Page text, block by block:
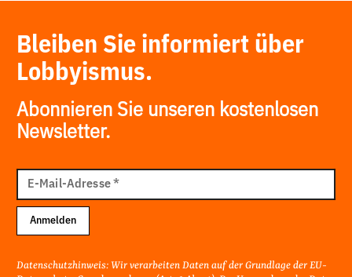
Bleiben Sie informiert über
Lobbyismus.
Abonnieren Sie unseren kostenlosen
Newsletter.
Mail
Adresse
E-Mail-Adresse*
Anmelden
Datenschutzhinweis: Wir verarbeiten Daten auf der Grundlage der EU-